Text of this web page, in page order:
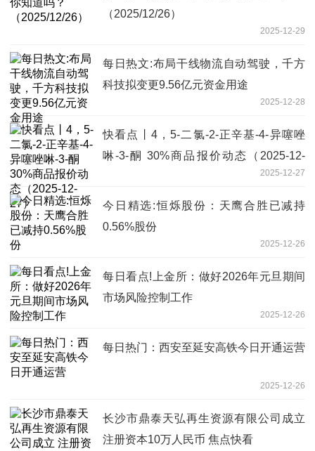
（2025/12/26）
2025-12-29
每日热文:布局干线物流自动驾驶，千方
科技拟变更9.56亿元资金用途
2025-12-28
快看点丨4，5-二氯-2-正辛基-4-异噻唑
啉-3-酮 30%商品报价动态（2025-12-
2025-12-27
今日精选:恒烁股份：天鹰合胜已减持
0.56%股份
2025-12-26
每日看点!上金所：做好2026年元旦期间
市场风险控制工作
2025-12-26
每日热门：西安至延安高铁今日开通运营
2025-12-26
长沙市鼎泰天弘再生资源有限公司成立
注册资本10万人民币 焦点快看